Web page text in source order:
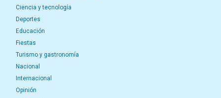
Ciencia y tecnología
Deportes
Educación
Fiestas
Turismo y gastronomía
Nacional
Internacional
Opinión